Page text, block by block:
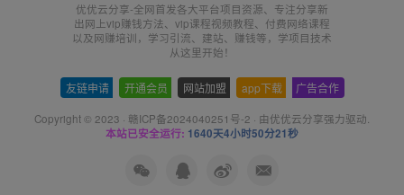
优优云分享-全网首发各大平台项目资源、专注分享新
出网上vip赚钱方法、vip课程视频教程、付费网络课程
以及网赚培训，学习引流、建站、赚钱等，学项目技术
从这里开始！
友链申请 开通会员 网站加盟 app下载 广告合作
Copyright © 2023 · 赣ICP备2024040251号-2 · 由优优云分享强力驱动.
本站已安全运行: 1640天4小时50分21秒